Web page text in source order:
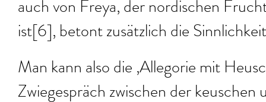
auch von Freya, der nordischen
ist[6], betont zusätzlich die
Man kann also die ‚Allegorie mit
Zwiegespräch zwischen der keuschen